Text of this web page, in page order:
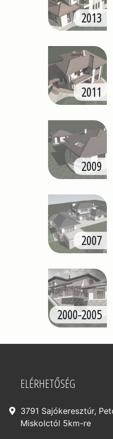
2013
2011
2009
2007
2000-2005
ELÉRHETŐSÉG
3791 Sajókeresztúr,
Miskolctól 5km-re